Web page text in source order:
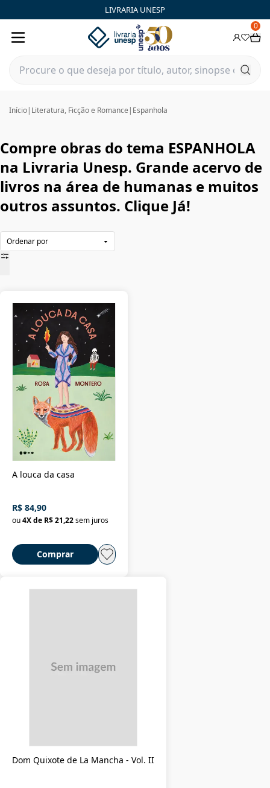
LIVRARIA UNESP
0
Início| Literatura, Ficção e Romance | Espanhola
Compre obras do tema ESPANHOLA
na Livraria Unesp. Grande acervo de
livros na área de humanas e muitos
outros assuntos. Clique Já!
A louca da casa
R$ 84,90
ou4X de R$ 21,22sem juros
Comprar
Dom Quixote de La Mancha - Vol. II
ESPANHOLA|Livraria Unesp | FastStore PLP